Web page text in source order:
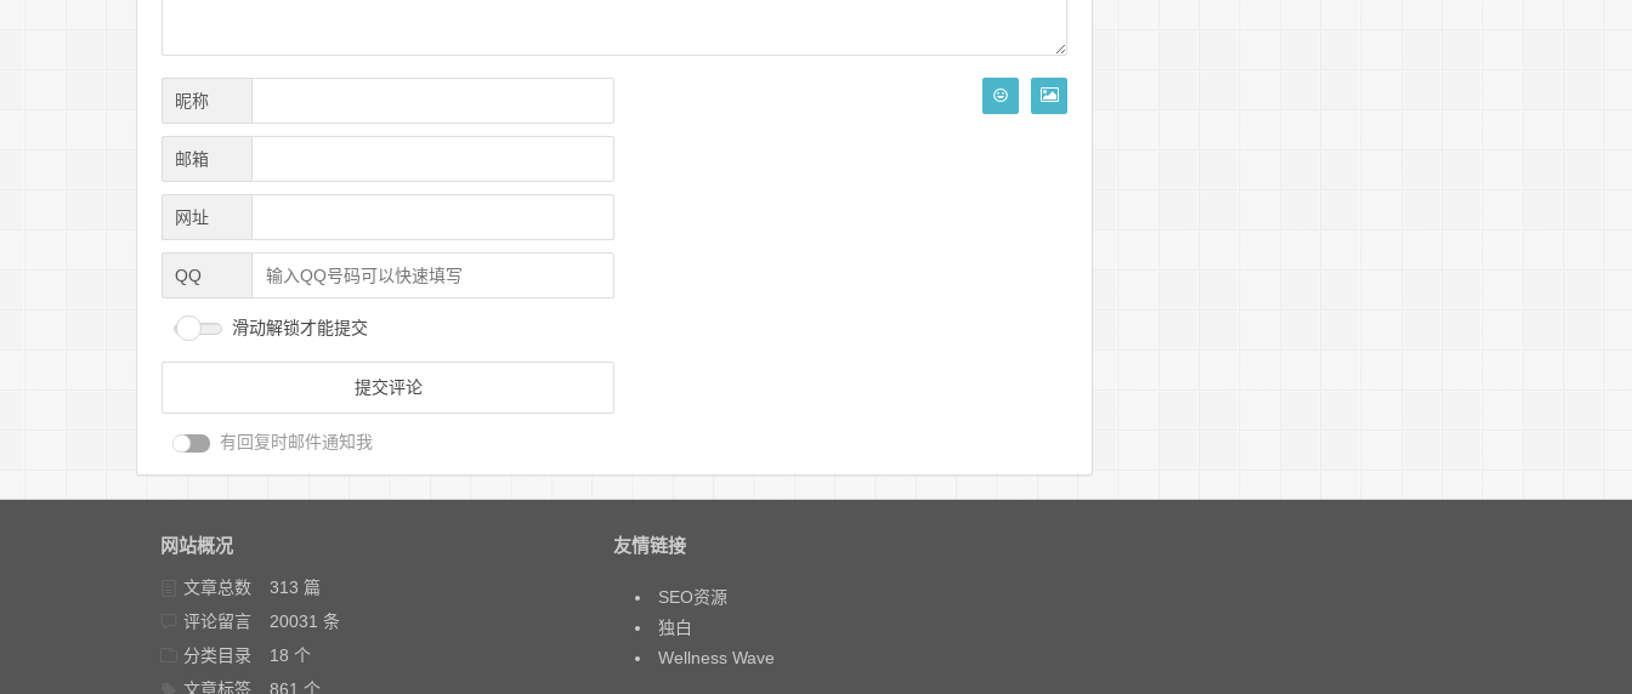
昵称
邮箱
网址
QQ
滑动解锁才能提交
有回复时邮件通知我
网站概况
文章总数
313 篇
评论留言
20031 条
分类目录
18 个
文章标签
861 个
友情链接
SEO资源
独白
Wellness Wave